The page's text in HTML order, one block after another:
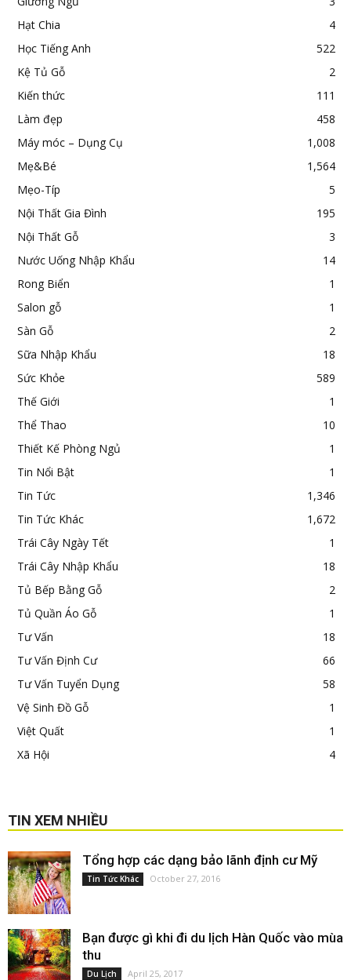
Hạt Chia
4
Học Tiếng Anh
522
Kệ Tủ Gỗ
2
Kiến thức
111
Làm đẹp
458
Máy móc – Dụng Cụ
1,008
Mẹ&Bé
1,564
Mẹo-Típ
5
Nội Thất Gia Đình
195
Nội Thất Gỗ
3
Nước Uống Nhập Khẩu
14
Rong Biển
1
Salon gỗ
1
Sàn Gỗ
2
Sữa Nhập Khẩu
18
Sức Khỏe
589
Thế Giới
1
Thể Thao
10
Thiết Kế Phòng Ngủ
1
Tin Nổi Bật
1
Tin Tức
1,346
Tin Tức Khác
1,672
Trái Cây Ngày Tết
1
Trái Cây Nhập Khẩu
18
Tủ Bếp Bằng Gỗ
2
Tủ Quần Áo Gỗ
1
Tư Vấn
18
Tư Vấn Định Cư
66
Tư Vấn Tuyển Dụng
58
Vệ Sinh Đồ Gỗ
1
Việt Quất
1
Xã Hội
4
TIN XEM NHIỀU
Tổng hợp các dạng bảo lãnh định cư Mỹ
Tin Tức Khác October 27, 2016
Bạn được gì khi đi du lịch Hàn Quốc vào mùa
thu
Du Lịch April 25, 2017